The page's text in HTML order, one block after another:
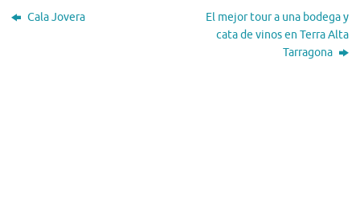
Cala Jovera
El mejor tour a una bodega y
cata de vinos en Terra Alta
Tarragona